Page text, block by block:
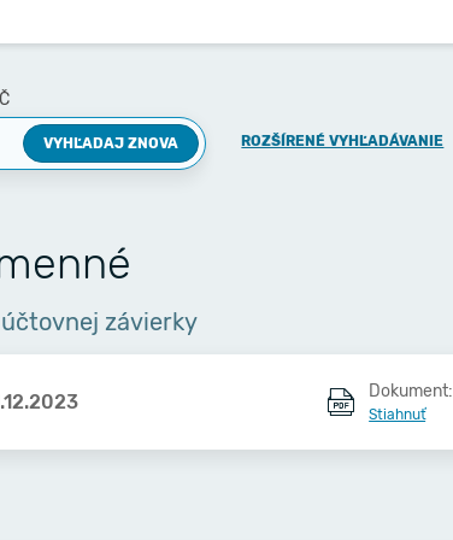
VYHĽADAJ ZNOVA ROZŠÍRENÉ VYHĽADÁVANIE
závierky
Dokument:
Stiahnuť